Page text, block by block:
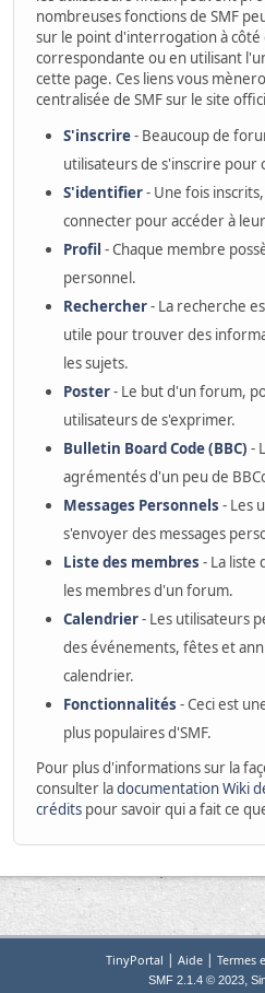
nombreuses fonctions de SMF
sur le point d'interrogation à côté
correspondante ou en utilisant
cette page. Ces liens vous
centralisée de SMF sur le site
S'inscrire- Beaucoup de
utilisateurs de s'inscrire pour
S'identifier- Une fois
connecter pour accéder à
Profil - Chaque membre
personnel.
Rechercher- La recherche
utile pour trouver des
les sujets.
Poster- Le but d'un forum,
utilisateurs de s'exprimer.
Bulletin Board Code (BBC) -
agrémentés d'un peu de
Messages Personnels - Les
s'envoyer des messages
Liste des membres - La liste
les membres d'un forum.
Calendrier- Les utilisateurs
des événements, fêtes et
calendrier.
Fonctionnalités - Ceci est
plus populaires d'SMF.
Pour plus d'informations sur la
consulter ladocumentation Wiki
crédits pour savoir qui a fait ce
TinyPortal | Aide| Termes
SMF 2.1.4 © 2023,